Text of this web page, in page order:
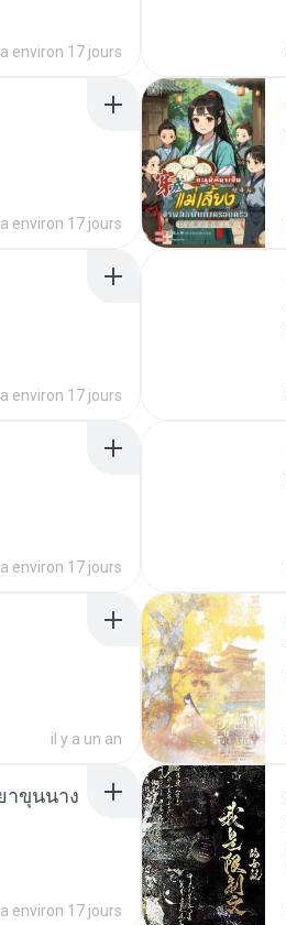
environ 17 jours
environ 17 jours
environ 17 jours
environ 17 jours
il y a un an
าขุนนาง
environ 17 jours